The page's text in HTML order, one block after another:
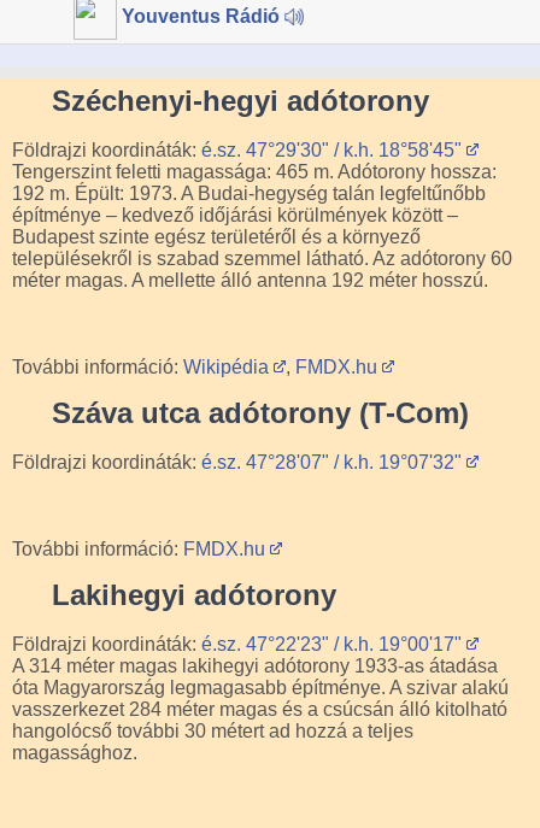
Youventus Rádió
Széchenyi-hegyi adótorony
Földrajzi koordináták: é.sz. 47°29'30" / k.h. 18°58'45"
Tengerszint feletti magassága: 465 m. Adótorony hossza:
192 m. Épült: 1973. A Budai-hegység talán legfeltűnőbb
építménye – kedvező időjárási körülmények között –
Budapest szinte egész területéről és a környező
településekről is szabad szemmel látható. Az adótorony 60
méter magas. A mellette álló antenna 192 méter hosszú.
További információ: Wikipédia , FMDX.hu
Száva utca adótorony (T-Com)
Földrajzi koordináták: é.sz. 47°28'07" / k.h. 19°07'32"
További információ: FMDX.hu
Lakihegyi adótorony
Földrajzi koordináták: é.sz. 47°22'23" / k.h. 19°00'17"
A 314 méter magas lakihegyi adótorony 1933-as átadása
óta Magyarország legmagasabb építménye. A szivar alakú
vasszerkezet 284 méter magas és a csúcsán álló kitolható
hangolócső további 30 métert ad hozzá a teljes
magassághoz.